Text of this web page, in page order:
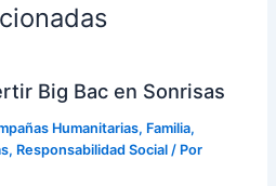
Big Bac en Sonrisas
Humanitarias, Familia,
, Responsabilidad Social / Por